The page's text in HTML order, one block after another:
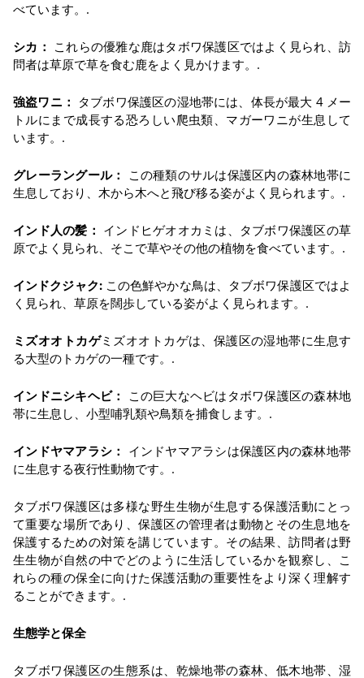
べています。.
シカ： これらの優雅な鹿はタボワ保護区ではよく見られ、訪
問者は草原で草を食む鹿をよく見かけます。.
強盗ワニ： タブボワ保護区の湿地帯には、体長が最大 4 メー
トルにまで成長する恐ろしい爬虫類、マガーワニが生息して
います。.
グレーラングール：
この種類のサルは保護区内の森林地帯に
生息しており、木から木へと飛び移る姿がよく見られます。.
インド人の髪： インドヒゲオオカミは、タブボワ保護区の草
原でよく見られ、そこで草やその他の植物を食べています。.
インドクジャク:この色鮮やかな鳥は、タブボワ保護区ではよ
く見られ、草原を闊歩している姿がよく見られます。.
ミズオオトカゲミズオオトカゲは、保護区の湿地帯に生息す
る大型のトカゲの一種です。.
インドニシキヘビ：
この巨大なヘビはタボワ保護区の森林地
帯に生息し、小型哺乳類や鳥類を捕食します。.
インドヤマアラシ： インドヤマアラシは保護区内の森林地帯
に生息する夜行性動物です。.
タブボワ保護区は多様な野生生物が生息する保護活動にとっ
て重要な場所であり、保護区の管理者は動物とその生息地を
保護するための対策を講じています。その結果、訪問者は野
生生物が自然の中でどのように生活しているかを観察し、こ
れらの種の保全に向けた保護活動の重要性をより深く理解す
ることができます。.
生態学と保全
タブボワ保護区の生態系は、乾燥地帯の森林、低木地帯、湿